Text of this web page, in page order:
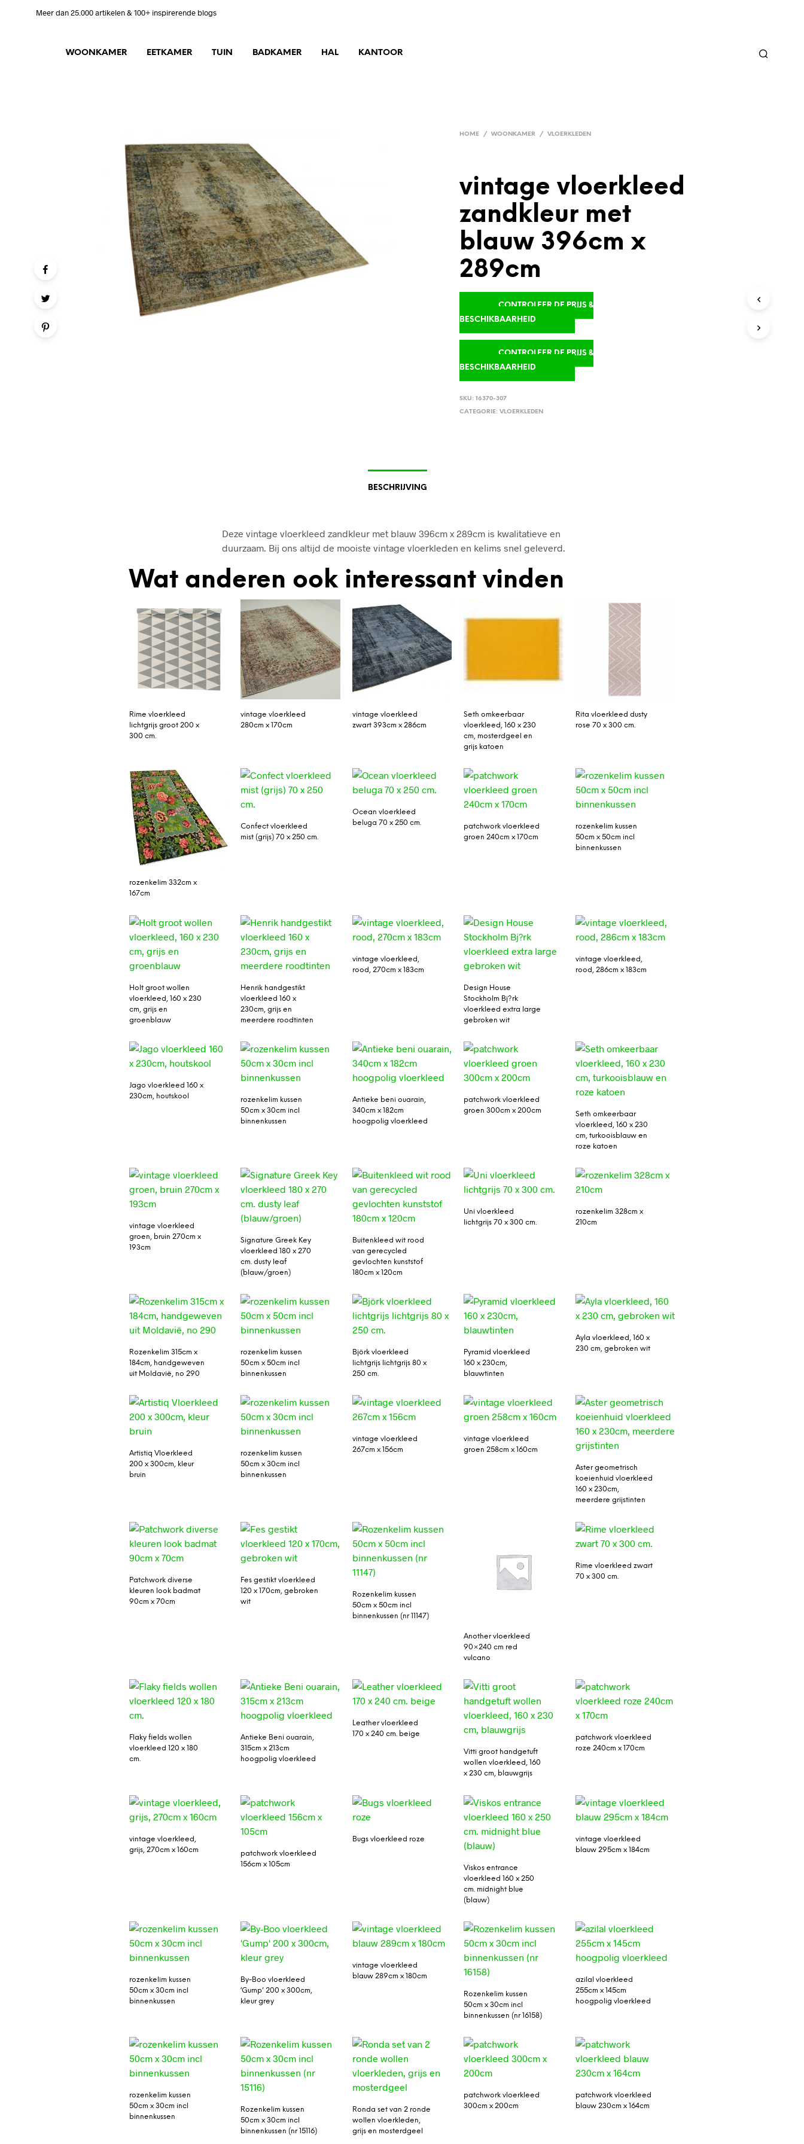
Meer dan 25.000 artikelen & 100+ inspirerende blogs
WOONKAMER EETKAMER TUIN BADKAMER HAL KANTOOR
HOME / WOONKAMER / VLOERKLEDEN
vintage vloerkleed
zandkleur met
blauw 396cm x
289cm
CONTROLEER DE PRIJS &
BESCHIKBAARHEID
CONTROLEER DE PRIJS &
BESCHIKBAARHEID
SKU:16370-307
CATEGORIE:VLOERKLEDEN
BESCHRIJVING
Deze vintage vloerkleed zandkleur met blauw 396cm x 289cm is kwalitatieve en
duurzaam. Bij ons altijd de mooiste vintage vloerkleden en kelims snel geleverd.
Wat anderen ook interessant vinden
Rime vloerkleed
lichtgrijs groot 200 x
300 cm.
vintage vloerkleed
280cm x 170cm
vintage vloerkleed
zwart 393cm x 286cm
Seth omkeerbaar
vloerkleed, 160 x 230
cm, mosterdgeel en
grijs katoen
Rita vloerkleed dusty
rose 70 x 300 cm.
rozenkelim 332cm x
167cm
Confect vloerkleed
mist (grijs) 70 x 250 cm.
Ocean vloerkleed
beluga 70 x 250 cm.
patchwork vloerkleed
groen 240cm x 170cm
rozenkelim kussen
50cm x 50cm incl
binnenkussen
Holt groot wollen
vloerkleed, 160 x 230
cm, grijs en
groenblauw
Henrik handgestikt
vloerkleed 160 x
230cm, grijs en
meerdere roodtinten
vintage vloerkleed,
rood, 270cm x 183cm
Design House
Stockholm Bj?rk
vloerkleed extra large
gebroken wit
vintage vloerkleed,
rood, 286cm x 183cm
Jago vloerkleed 160 x
230cm, houtskool
rozenkelim kussen
50cm x 30cm incl
binnenkussen
Antieke beni ouarain,
340cm x 182cm
hoogpolig vloerkleed
patchwork vloerkleed
groen 300cm x 200cm
Seth omkeerbaar
vloerkleed, 160 x 230
cm, turkooisblauw en
roze katoen
vintage vloerkleed
groen, bruin 270cm x
193cm
Signature Greek Key
vloerkleed 180 x 270
cm. dusty leaf
(blauw/groen)
Buitenkleed wit rood
van gerecycled
gevlochten kunststof
180cm x 120cm
Uni vloerkleed
lichtgrijs 70 x 300 cm.
rozenkelim 328cm x
210cm
Rozenkelim 315cm x
184cm, handgeweven
uit Moldavië, no 290
rozenkelim kussen
50cm x 50cm incl
binnenkussen
Björk vloerkleed
lichtgrijs lichtgrijs 80 x
250 cm.
Pyramid vloerkleed
160 x 230cm,
blauwtinten
Ayla vloerkleed, 160 x
230 cm, gebroken wit
Artistiq Vloerkleed
200 x 300cm, kleur
bruin
rozenkelim kussen
50cm x 30cm incl
binnenkussen
vintage vloerkleed
267cm x 156cm
vintage vloerkleed
groen 258cm x 160cm
Aster geometrisch
koeienhuid vloerkleed
160 x 230cm,
meerdere grijstinten
Patchwork diverse
kleuren look badmat
90cm x 70cm
Fes gestikt vloerkleed
120 x 170cm, gebroken
wit
Rozenkelim kussen
50cm x 50cm incl
binnenkussen (nr 11147)
Another vloerkleed
90×240 cm red
vulcano
Rime vloerkleed zwart
70 x 300 cm.
Flaky fields wollen
vloerkleed 120 x 180
cm.
Antieke Beni ouarain,
315cm x 213cm
hoogpolig vloerkleed
Leather vloerkleed
170 x 240 cm. beige
Vitti groot handgetuft
wollen vloerkleed, 160
x 230 cm, blauwgrijs
patchwork vloerkleed
roze 240cm x 170cm
vintage vloerkleed,
grijs, 270cm x 160cm
patchwork vloerkleed
156cm x 105cm
Bugs vloerkleed roze
Viskos entrance
vloerkleed 160 x 250
cm. midnight blue
(blauw)
vintage vloerkleed
blauw 295cm x 184cm
rozenkelim kussen
50cm x 30cm incl
binnenkussen
By-Boo vloerkleed
‘Gump’ 200 x 300cm,
kleur grey
vintage vloerkleed
blauw 289cm x 180cm
Rozenkelim kussen
50cm x 30cm incl
binnenkussen (nr 16158)
azilal vloerkleed
255cm x 145cm
hoogpolig vloerkleed
rozenkelim kussen
50cm x 30cm incl
binnenkussen
Rozenkelim kussen
50cm x 30cm incl
binnenkussen (nr 15116)
Ronda set van 2 ronde
wollen vloerkleden,
grijs en mosterdgeel
patchwork vloerkleed
300cm x 200cm
patchwork vloerkleed
blauw 230cm x 164cm